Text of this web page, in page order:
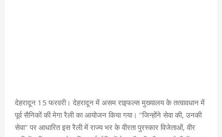
देहरादून 15 फरवरी। देहरादून में असम राइफल्स मुख्यालय के तत्वावधान में
पूर्व सैनिकों की मेगा रैली का आयोजन किया गया। ‘‘जिन्होंने सेवा की, उनकी
सेवा’’ पर आधारित इस रैली में राज्य भर के वीरता पुरस्कार विजेताओं, वीर